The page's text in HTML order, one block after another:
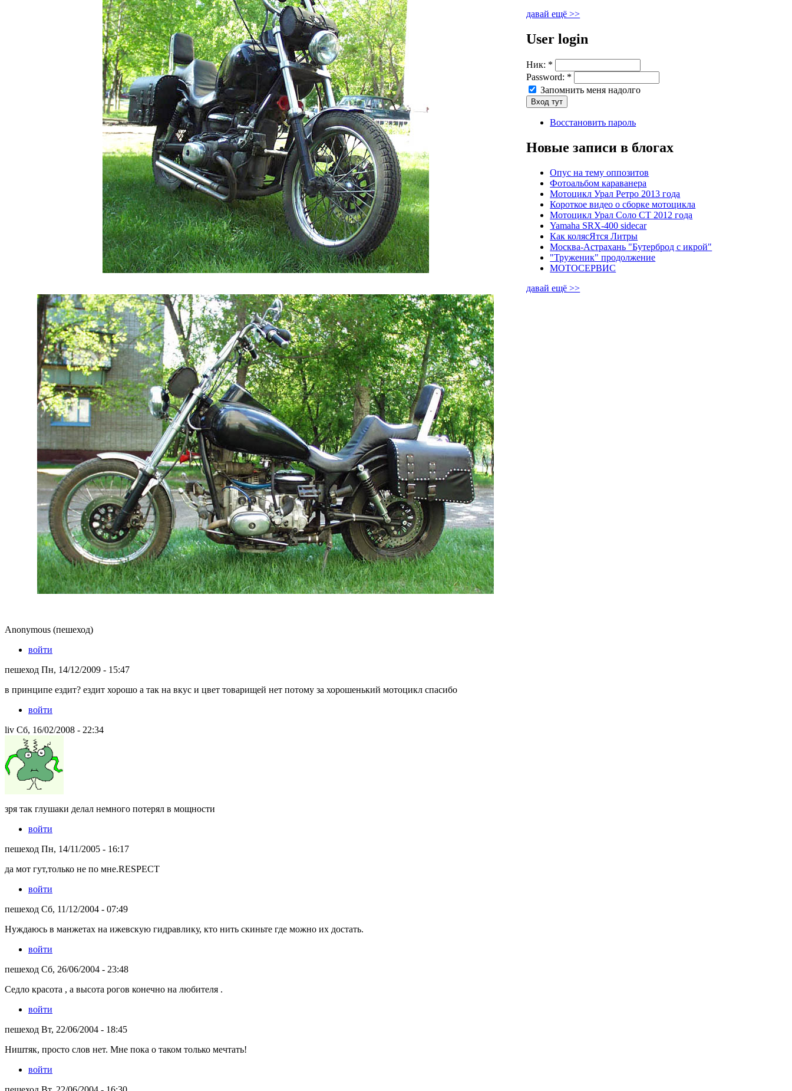
Anonymous (пешеход)
войти
пешеход Пн, 14/12/2009 - 15:47
в принципе ездит? ездит хорошо а так на вкус и цвет товарищей нет потому за хорошенький мотоцикл спасибо
войти
liv Сб, 16/02/2008 - 22:34
зря так глушаки делал немного потерял в мощности
войти
пешеход Пн, 14/11/2005 - 16:17
да мот гут,только не по мне.RESPECT
войти
пешеход Сб, 11/12/2004 - 07:49
Нуждаюсь в манжетах на ижевскую гидравлику, кто нить скиньте где можно их достать.
войти
пешеход Сб, 26/06/2004 - 23:48
Седло красота , а высота рогов конечно на любителя .
войти
пешеход Вт, 22/06/2004 - 18:45
Ништяк, просто слов нет. Мне пока о таком только мечтать!
войти
давай ещё >>
User login
Ник: *
Password: *
Запомнить меня надолго
Восстановить пароль
Новые записи в блогах
Опус на тему оппозитов
Фотоальбом караванера
Мотоцикл Урал Ретро 2013 года
Короткое видео о сборке мотоцикла
Мотоцикл Урал Соло СТ 2012 года
Yamaha SRX-400 sidecar
Как колясЯтся Литры
Москва-Астрахань "Бутерброд с икрой"
"Труженик" продолжение
МОТОСЕРВИС
давай ещё >>